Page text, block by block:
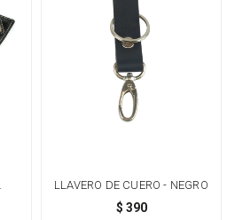
LLAVERO DE CUERO - NEGRO
$ 390